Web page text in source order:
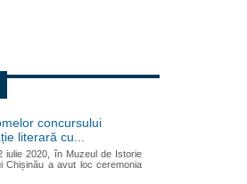
concursului
literară cu...
iulie 2020, în Muzeul de Istorie
Chișinău a avut loc ceremonia